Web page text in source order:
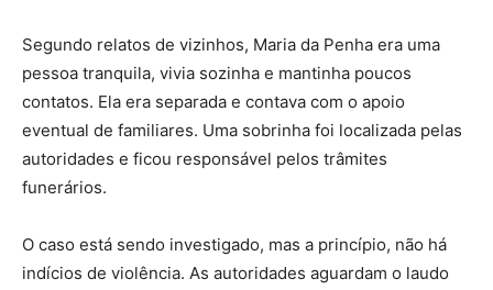
Segundo relatos de vizinhos, Maria da Penha era uma
pessoa tranquila, vivia sozinha e mantinha poucos
contatos. Ela era separada e contava com o apoio
eventual de familiares. Uma sobrinha foi localizada pelas
autoridades e ficou responsável pelos trâmites
funerários.
O caso está sendo investigado, mas a princípio, não há
indícios de violência. As autoridades aguardam o laudo